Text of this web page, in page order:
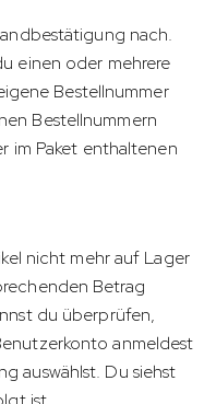
nach.
einen oder mehrere
Bestellnummer
Bestellnummern
im Paket enthaltenen
nicht mehr auf Lager
Betrag
du überprüfen,
anmeldest
auswählst. Du siehst